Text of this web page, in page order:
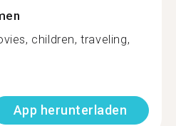
children, traveling,
App herunterladen